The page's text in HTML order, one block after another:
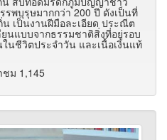
รพบุรุษมากกว่า 200 ปี ดังเป็นที่
เป็นงานฝีมือละเอียด ประณีต
นแบบจากธรรมชาติสิ่งที่อยู่รอบ
นชีวิตประจำวัน และเนื้อเงินแท้
ชม 1,145